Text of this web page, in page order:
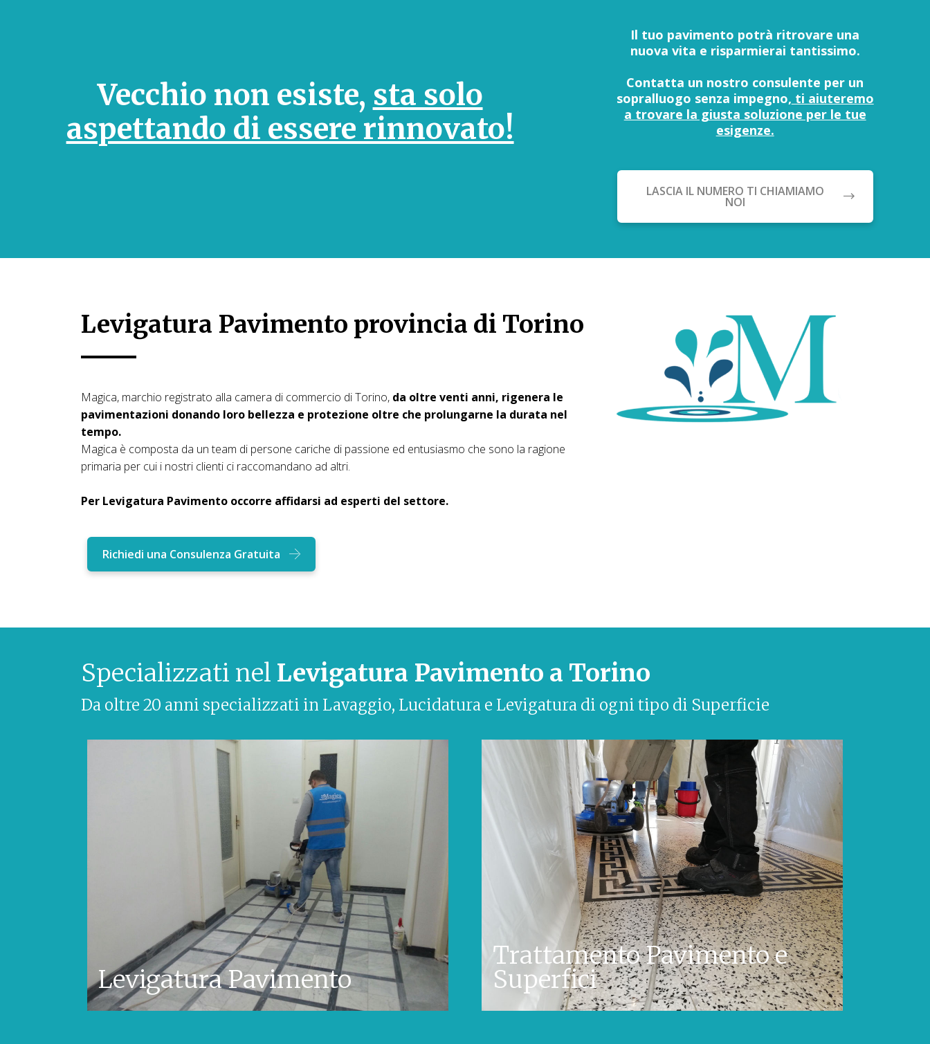
Vecchio non esiste, sta solo
aspettando di essere rinnovato!
Il tuo pavimento potrà ritrovare una
nuova vita e risparmierai tantissimo.
Contatta un nostro consulente per un
sopralluogo senza impegno, ti aiuteremo
a trovare la giusta soluzione per le tue
esigenze.
LASCIA IL NUMERO TI CHIAMIAMO
NOI
Levigatura Pavimento provincia di Torino
Magica, marchio registrato alla camera di commercio di Torino, da oltre venti anni, rigenera le
pavimentazioni donando loro bellezza e protezione oltre che prolungarne la durata nel
tempo.
Magica è composta da un team di persone cariche di passione ed entusiasmo che sono la ragione
primaria per cui i nostri clienti ci raccomandano ad altri.
Per Levigatura Pavimento occorre affidarsi ad esperti del settore.
Richiedi una Consulenza Gratuita
Specializzati nel Levigatura Pavimento a Torino
Da oltre 20 anni specializzati in Lavaggio, Lucidatura e Levigatura di ogni tipo di Superficie
Levigatura Pavimento
Trattamento Pavimento e
Superfici